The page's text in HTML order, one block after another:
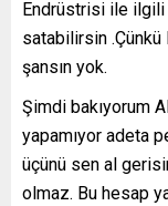
Endrüstrisi ile ilgili
satabilirsin .Çünkü
şansın yok.
Şimdi bakıyorum
yapamıyor adeta
üçünü sen al
olmaz. Bu hesap